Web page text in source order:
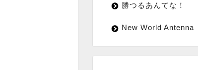
勝つるあんてな！
New World Antenna